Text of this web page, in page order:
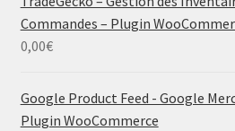
Commandes – Plugin
0,00€
Google Product Feed - Google
Plugin WooCommerce